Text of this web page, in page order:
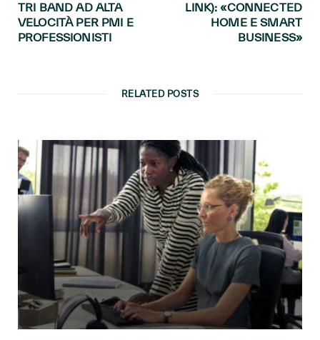
TRI BAND AD ALTA
VELOCITÀ PER PMI E
PROFESSIONISTI
LINK): «CONNECTED
HOME E SMART
BUSINESS»
RELATED POSTS